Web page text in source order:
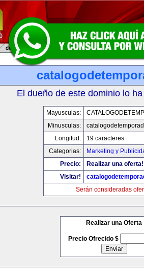
El dueño de este dominio lo
Mayusculas:
Minusculas:
Longitud:
19 caracteres
Categorias:
Marketing y
Precio:
Realizar una oferta!
Visitar!
Serán consideradas
Realizar una Oferta
Precio Ofrecido $